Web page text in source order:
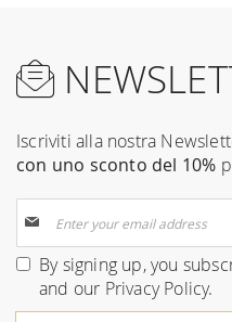
Iscriviti alla nostra
con uno sconto del 10%
Up
for
Our
By signing up, you
and our Privacy Policy.